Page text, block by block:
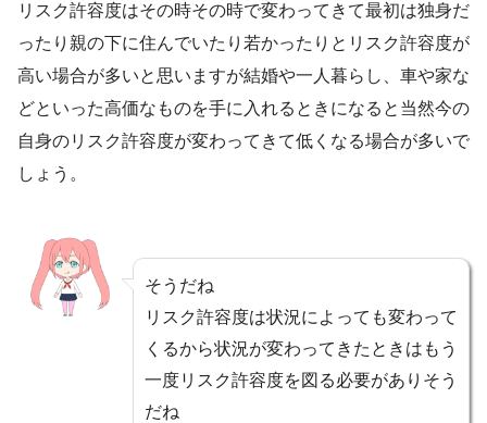
リスク許容度はその時その時で変わってきて最初は独身だ
ったり親の下に住んでいたり若かったりとリスク許容度が
高い場合が多いと思いますが結婚や一人暮らし、車や家な
どといった高価なものを手に入れるときになると当然今の
自身のリスク許容度が変わってきて低くなる場合が多いで
しょう。
そうだね
リスク許容度は状況によっても変わって
くるから状況が変わってきたときはもう
一度リスク許容度を図る必要がありそう
だね